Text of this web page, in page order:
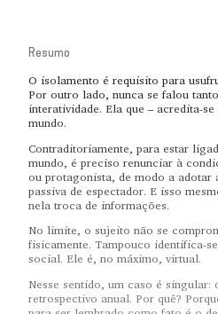
Resumo
O isolamento é requisito para
Por outro lado, nunca se falou
interatividade. Ela que – acredita-
mundo.
Contraditoriamente, para estar
mundo, é preciso renunciar à
ou protagonista, de modo a adotar
passiva de espectador. E isso
nela troca de informações.
No limite, o sujeito não se
fisicamente. Tampouco identifica-
social. Ele é, no máximo, virtual.
Nesse sentido, um caso é singular:
retrospectivo anual. Por quê?